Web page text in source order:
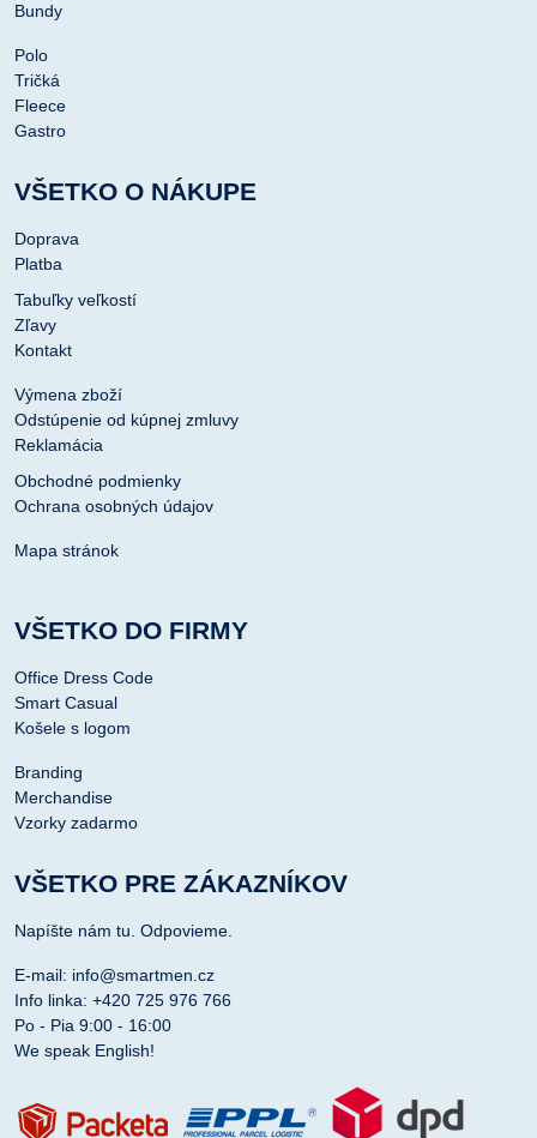
Bundy
Polo
Tričká
Fleece
Gastro
VŠETKO O NÁKUPE
Doprava
Platba
Tabuľky veľkostí
Zľavy
Kontakt
Výmena zboží
Odstúpenie od kúpnej zmluvy
Reklamácia
Obchodné podmienky
Ochrana osobných údajov
Mapa stránok
VŠETKO DO FIRMY
Office Dress Code
Smart Casual
Košele s logom
Branding
Merchandise
Vzorky zadarmo
VŠETKO PRE ZÁKAZNÍKOV
Napíšte nám tu. Odpovieme.
E-mail: info@smartmen.cz
Info linka: +420 725 976 766
Po - Pia 9:00 - 16:00
We speak English!